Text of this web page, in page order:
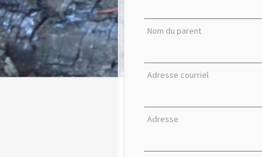
Nom du parent
Adresse courriel
Adresse